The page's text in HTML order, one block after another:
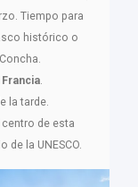
Tiempo para
histórico o
Francia
la tarde.
de esta
de la UNESCO.